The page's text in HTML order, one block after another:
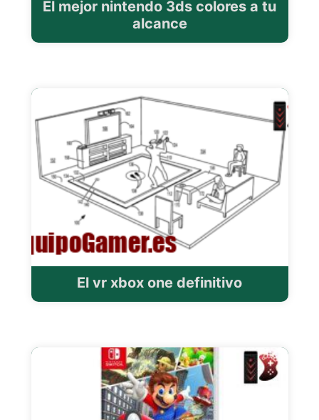
El mejor nintendo 3ds colores a tu
alcance
El vr xbox one definitivo